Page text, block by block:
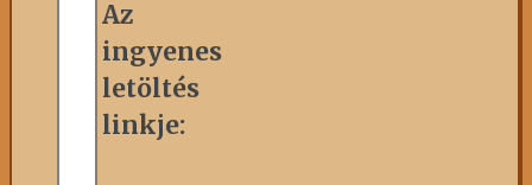
Az
ingyenes
letöltés
linkje: